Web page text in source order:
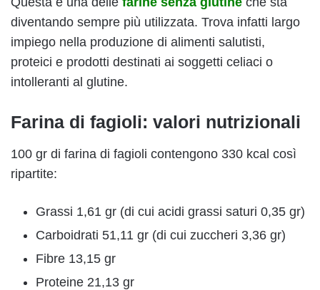
diventando sempre più utilizzata. Trova infatti largo
impiego nella produzione di alimenti salutisti,
proteici e prodotti destinati ai soggetti celiaci o
intolleranti al glutine.
Farina di fagioli: valori nutrizionali
100 gr di farina di fagioli contengono 330 kcal così
ripartite:
Grassi 1,61 gr (di cui acidi grassi saturi 0,35 gr)
Carboidrati 51,11 gr (di cui zuccheri 3,36 gr)
Fibre 13,15 gr
Proteine 21,13 gr